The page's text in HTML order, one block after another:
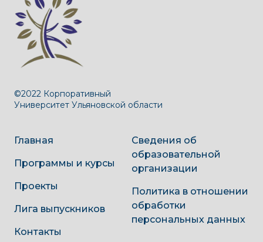
©2022 Корпоративный
Университет Ульяновской области
Главная
Программы и курсы
Проекты
Лига выпускников
Контакты
Сведения об
образовательной
организации
Политика в отношении
обработки
персональных данных